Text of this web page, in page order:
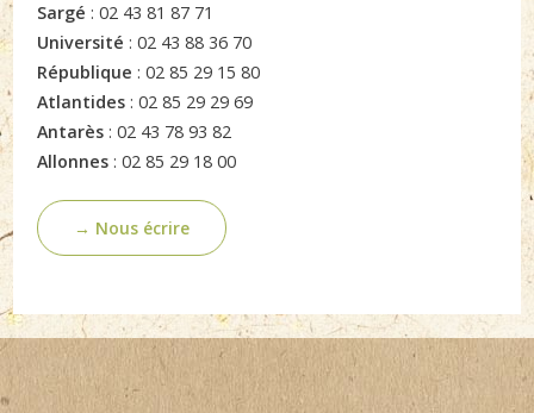
Sargé : 02 43 81 87 71
Université : 02 43 88 36 70
République : 02 85 29 15 80
Atlantides : 02 85 29 29 69
Antarès : 02 43 78 93 82
Allonnes : 02 85 29 18 00
→ Nous écrire